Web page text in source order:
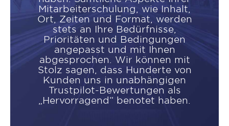
Mitarbeiterschulung, wie Inhalt,
Ort, Zeiten und Format, werden
stets an Ihre Bedürfnisse,
Prioritäten und Bedingungen
angepasst und mit Ihnen
abgesprochen. Wir können mit
Stolz sagen, dass Hunderte von
Kunden uns in unabhängigen
Trustpilot-Bewertungen als
„Hervorragend“ benotet haben.